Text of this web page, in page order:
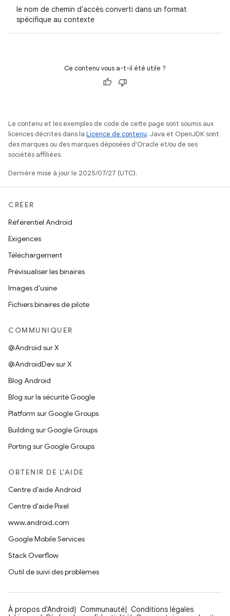
le nom de chemin d'accès converti dans un format
spécifique au contexte
Ce contenu vous a-t-il été utile ?
Le contenu et les exemples de code de cette page sont soumis aux
licences décrites dans la Licence de contenu. Java et OpenJDK sont
des marques ou des marques déposées d'Oracle et/ou de ses
sociétés affiliées.
Dernière mise à jour le 2025/07/27 (UTC).
CRÉER
Référentiel Android
Exigences
Téléchargement
Prévisualiser les binaires
Images d'usine
Fichiers binaires de pilote
COMMUNIQUER
@Android sur X
@AndroidDev sur X
Blog Android
Blog sur la sécurité Google
Platform sur Google Groups
Building sur Google Groups
Porting sur Google Groups
OBTENIR DE L'AIDE
Centre d'aide Android
Centre d'aide Pixel
www.android.com
Google Mobile Services
Stack Overflow
Outil de suivi des problèmes
À propos d'Android Communauté
Conditions légales